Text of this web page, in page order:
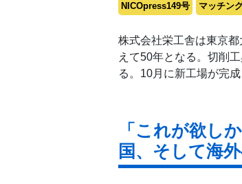
NICOpress149号 マッチン
株式会社栄工舎は東京
えて50年となる。切削
る。10月に新工場が完
「これが欲し
国、そして海